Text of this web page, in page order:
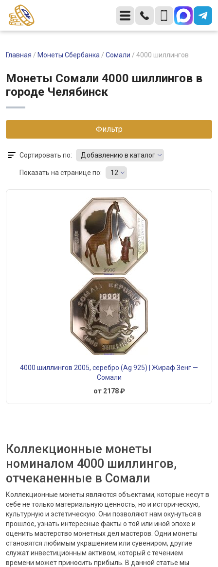
Главная / Монеты Сбербанка / Сомали / 4000 шиллингов
Монеты Сомали 4000 шиллингов в
городе Челябинск
Фильтр
Сортировать по: Добавлению в каталог
Показать на странице по: 12
4000 шиллингов 2005, серебро (Ag 925) | Жираф Зенг —
Сомали
от 2178 ₽
Коллекционные монеты
номиналом 4000 шиллингов,
отчеканенные в Сомали
Коллекционные монеты являются объектами, которые несут в
себе не только материальную ценность, но и историческую,
культурную и эстетическую. Они позволяют нам окунуться в
прошлое, узнать интересные факты о той или иной эпохе и
оценить мастерство монетных дел мастеров. Одни монеты
становятся любимым украшением или сувениром, другие
служат инвестиционным активом, который с течением
времени может приносить прибыль. В данной статье мы